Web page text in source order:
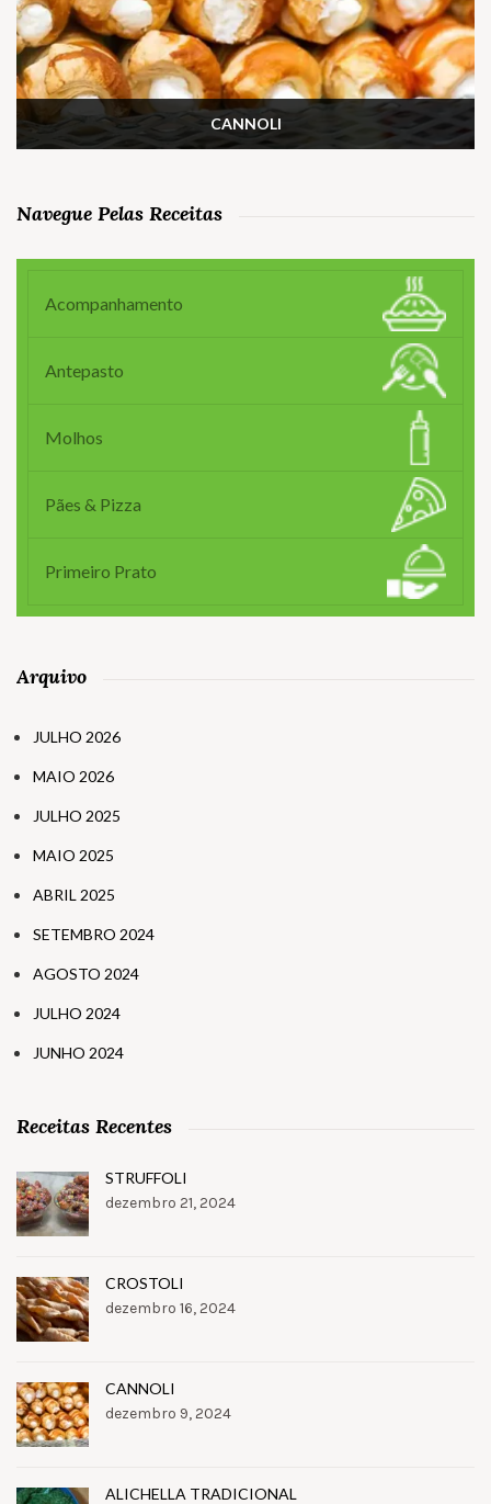
CANNOLI
Navegue Pelas Receitas
Acompanhamento
Antepasto
Molhos
Pães & Pizza
Primeiro Prato
Arquivo
JULHO 2026
MAIO 2026
JULHO 2025
MAIO 2025
ABRIL 2025
SETEMBRO 2024
AGOSTO 2024
JULHO 2024
JUNHO 2024
Receitas Recentes
STRUFFOLI
dezembro 21, 2024
CROSTOLI
dezembro 16, 2024
CANNOLI
dezembro 9, 2024
ALICHELLA TRADICIONAL